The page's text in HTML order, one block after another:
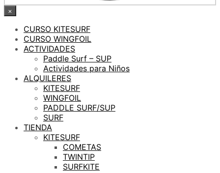
×
CURSO KITESURF
CURSO WINGFOIL
ACTIVIDADES
Paddle Surf – SUP
Actividades para Niños
ALQUILERES
KITESURF
WINGFOIL
PADDLE SURF/SUP
SURF
TIENDA
KITESURF
COMETAS
TWINTIP
SURFKITE